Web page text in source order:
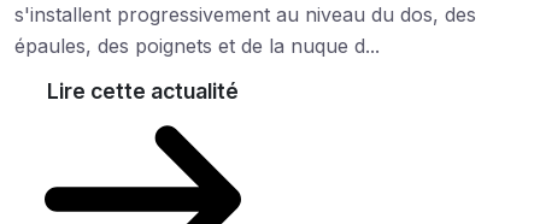
s'installent progressivement au niveau du dos, des
épaules, des poignets et de la nuque d...
Lire cette actualité